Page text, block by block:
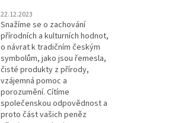
22.12.2023
Snažíme se o zachování
přírodních a kulturních hodnot,
o návrat k tradičním českým
symbolům, jako jsou řemesla,
čisté produkty z přírody,
vzájemná pomoc a
porozumění. Cítíme
společenskou odpovědnost a
proto část vašich peněz